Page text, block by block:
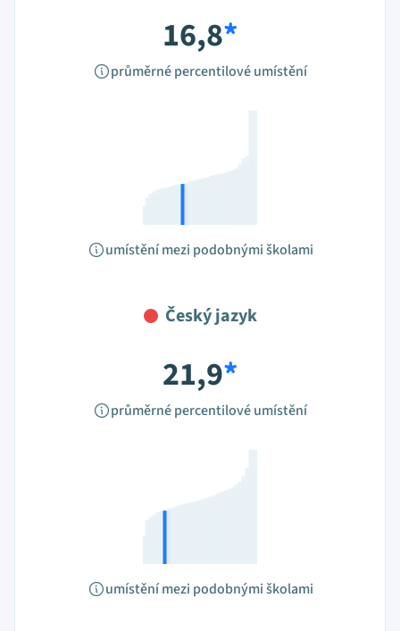
16,8*
průměrné percentilové umístění
umístění mezi podobnými školami
Český jazyk
21,9*
průměrné percentilové umístění
umístění mezi podobnými školami